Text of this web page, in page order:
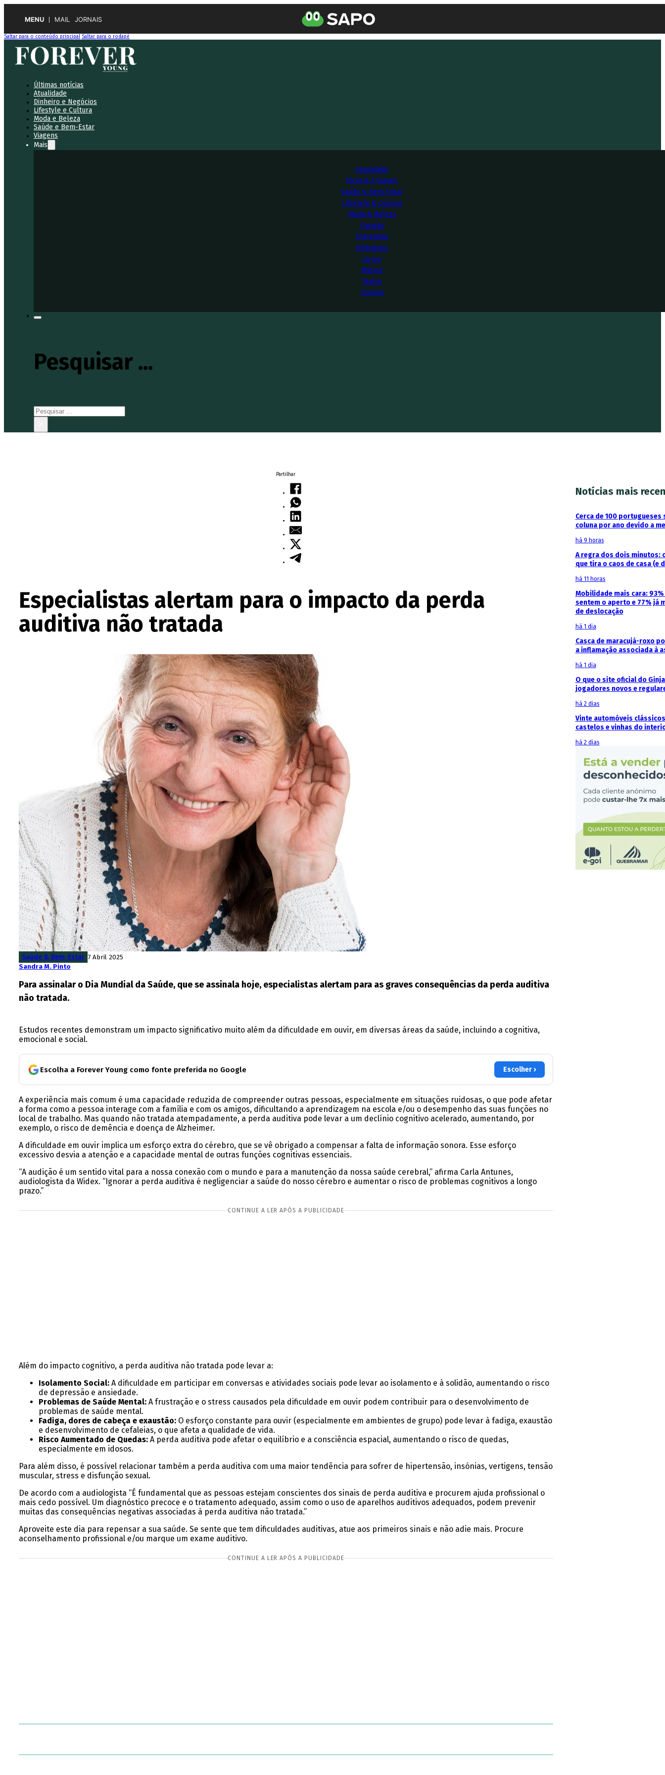
MENU MAIL JORNAIS
Saltar para o conteúdo principal Saltar para o rodapé
Últimas notícias
Atualidade
Dinheiro e Negócios
Lifestyle e Cultura
Moda e Beleza
Saúde e Bem-Estar
Viagens
Mais
Atualidade
Dicas & Truques
Saúde & Bem-Estar
Lifestyle & Cultura
Moda & Beleza
Opinião
Entrevista
Obituários
Livros
Música
Teatro
Cinema
Pesquisar ...
Pesquisar
Partilhar
Especialistas alertam para o impacto da perda
auditiva não tratada
Saúde & Bem-Estar 7 Abril 2025
Sandra M. Pinto
Para assinalar o Dia Mundial da Saúde, que se assinala hoje, especialistas alertam para as graves consequências da perda auditiva
não tratada.
Estudos recentes demonstram um impacto significativo muito além da dificuldade em ouvir, em diversas áreas da saúde, incluindo a cognitiva,
emocional e social.
Escolha a Forever Young como fonte preferida no Google Escolher ›
A experiência mais comum é uma capacidade reduzida de compreender outras pessoas, especialmente em situações ruidosas, o que pode afetar
a forma como a pessoa interage com a família e com os amigos, dificultando a aprendizagem na escola e/ou o desempenho das suas funções no
local de trabalho. Mas quando não tratada atempadamente, a perda auditiva pode levar a um declínio cognitivo acelerado, aumentando, por
exemplo, o risco de demência e doença de Alzheimer.
A dificuldade em ouvir implica um esforço extra do cérebro, que se vê obrigado a compensar a falta de informação sonora. Esse esforço
excessivo desvia a atenção e a capacidade mental de outras funções cognitivas essenciais.
“A audição é um sentido vital para a nossa conexão com o mundo e para a manutenção da nossa saúde cerebral,” afirma Carla Antunes,
audiologista da Widex. “Ignorar a perda auditiva é negligenciar a saúde do nosso cérebro e aumentar o risco de problemas cognitivos a longo
prazo.”
CONTINUE A LER APÓS A PUBLICIDADE
Além do impacto cognitivo, a perda auditiva não tratada pode levar a:
Isolamento Social:A dificuldade em participar em conversas e atividades sociais pode levar ao isolamento e à solidão, aumentando o risco
de depressão e ansiedade.
Problemas de Saúde Mental:A frustração e o stress causados pela dificuldade em ouvir podem contribuir para o desenvolvimento de
problemas de saúde mental.
Fadiga, dores de cabeça e exaustão:O esforço constante para ouvir (especialmente em ambientes de grupo) pode levar à fadiga, exaustão
e desenvolvimento de cefaleias, o que afeta a qualidade de vida.
Risco Aumentado de Quedas:A perda auditiva pode afetar o equilíbrio e a consciência espacial, aumentando o risco de quedas,
especialmente em idosos.
Para além disso, é possível relacionar também a perda auditiva com uma maior tendência para sofrer de hipertensão, insónias, vertigens, tensão
muscular, stress e disfunção sexual.
De acordo com a audiologista “É fundamental que as pessoas estejam conscientes dos sinais de perda auditiva e procurem ajuda profissional o
mais cedo possível. Um diagnóstico precoce e o tratamento adequado, assim como o uso de aparelhos auditivos adequados, podem prevenir
muitas das consequências negativas associadas à perda auditiva não tratada.”
Aproveite este dia para repensar a sua saúde. Se sente que tem dificuldades auditivas, atue aos primeiros sinais e não adie mais. Procure
aconselhamento profissional e/ou marque um exame auditivo.
CONTINUE A LER APÓS A PUBLICIDADE
Notícias mais
Cerca de 100 portugueses
coluna por ano devido a
há 9 horas
A regra dos dois minutos:
que tira o caos de casa (e
há 11 horas
Mobilidade mais cara:
sentem o aperto e 77% já
de deslocação
há 1 dia
Casca de maracujá-roxo
a inflamação associada à
há 1 dia
O que o site oficial do
jogadores novos e
há 2 dias
Vinte automóveis
castelos e vinhas do
há 2 dias